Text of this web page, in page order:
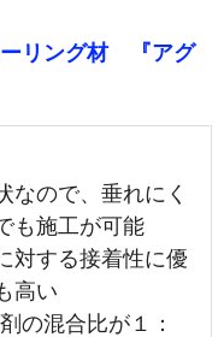
ーリング材 『アグ
なので、垂れにく
も施工が可能
対する接着性に優
高い
の混合比が１：